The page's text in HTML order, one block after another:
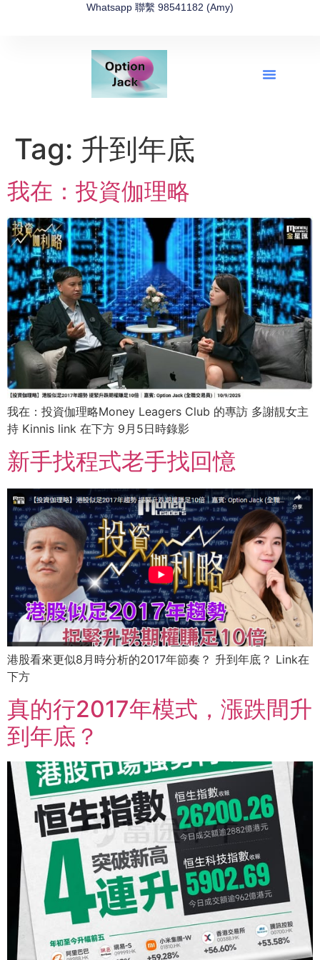
Whatsapp 聯繫 98541182 (Amy)
Tag: 升到年底
我在：投資伽理略
我在：投資伽理略Money Leagers Club 的專訪 多謝靚女主
持 Kinnis link 在下方 9月5日時錄影
新手找程式老手找回憶
港股看來更似8月時分析的2017年節奏？ 升到年底？ Link在
下方
真的行2017年模式，漲跌間升
到年底？